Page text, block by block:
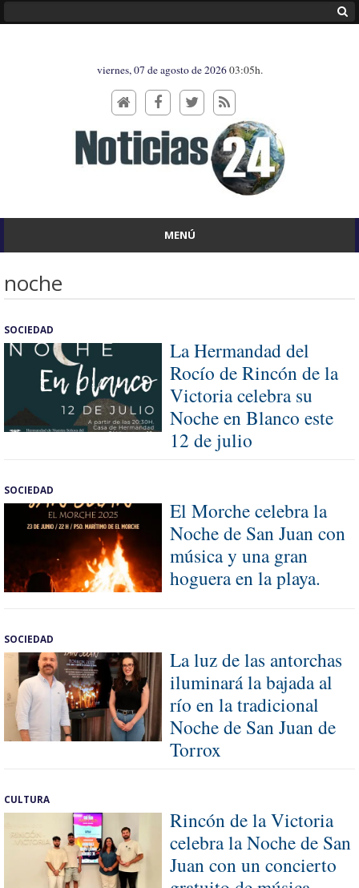
viernes, 07 de agosto de 202603:05h.
MENÚ
noche
SOCIEDAD
La Hermandad del
Rocío de Rincón de la
Victoria celebra su
Noche en Blanco este
12 de julio
SOCIEDAD
El Morche celebra la
Noche de San Juan con
música y una gran
hoguera en la playa.
SOCIEDAD
La luz de las antorchas
iluminará la bajada al
río en la tradicional
Noche de San Juan de
Torrox
CULTURA
Rincón de la Victoria
celebra la Noche de San
Juan con un concierto